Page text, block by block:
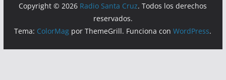
Copyright © 2026 Radio Santa Cruz. Todos los derechos
reservados.
Tema: ColorMag por ThemeGrill. Funciona conWordPress.